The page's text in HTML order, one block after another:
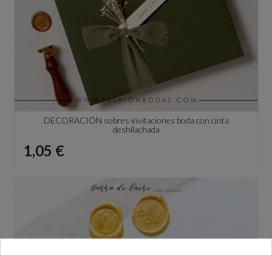
DECORACIÓN sobres invitaciones boda con cinta
deshilachada
Precio
1,05 €